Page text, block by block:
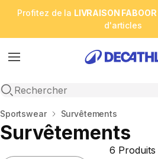
Profitez de la LIVRAISON FABOOR
d'articles
Menu
Open search
Accueil
Sportswear Survêtements
Survêtements
6 Produits